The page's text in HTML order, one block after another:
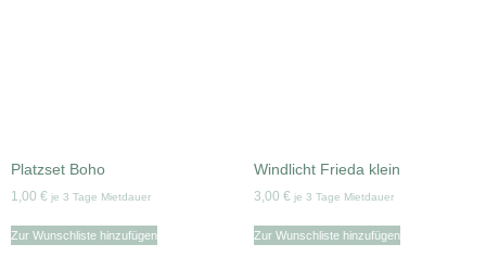
Platzset Boho
1,00 € je 3 Tage Mietdauer
Zur Wunschliste hinzufügen
Windlicht Frieda klein
3,00 € je 3 Tage Mietdauer
Zur Wunschliste hinzufügen